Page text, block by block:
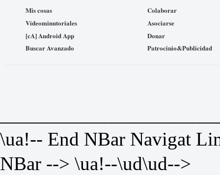
Mis cosas
Vídeominutoriales
[cA] Android App
Buscar Avanzado
Colaborar
Asociarse
Donar
Patrocinio&Publicidad
\ua!-- End NBar Navigat
NBar --> \ua!--\ud\ud-->